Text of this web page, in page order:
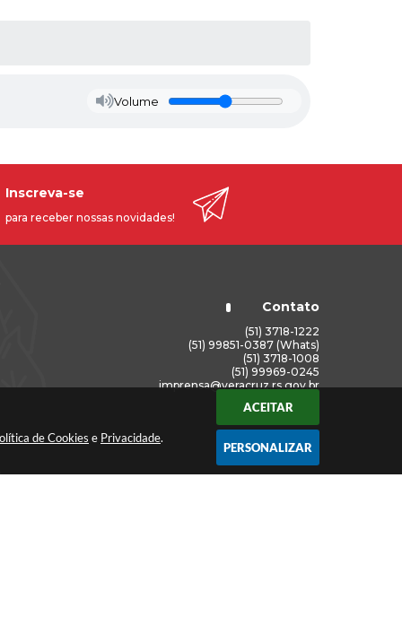
de Cookies e Privacidade.
ACEITAR
PERSONALIZAR
Volume
Contato
(51) 3718-1222
(51) 99851-0387 (Whats)
(51) 3718-1008
(51) 99969-0245
imprensa@veracruz.rs.gov.br
Inscreva-se
para receber nossas novidades!